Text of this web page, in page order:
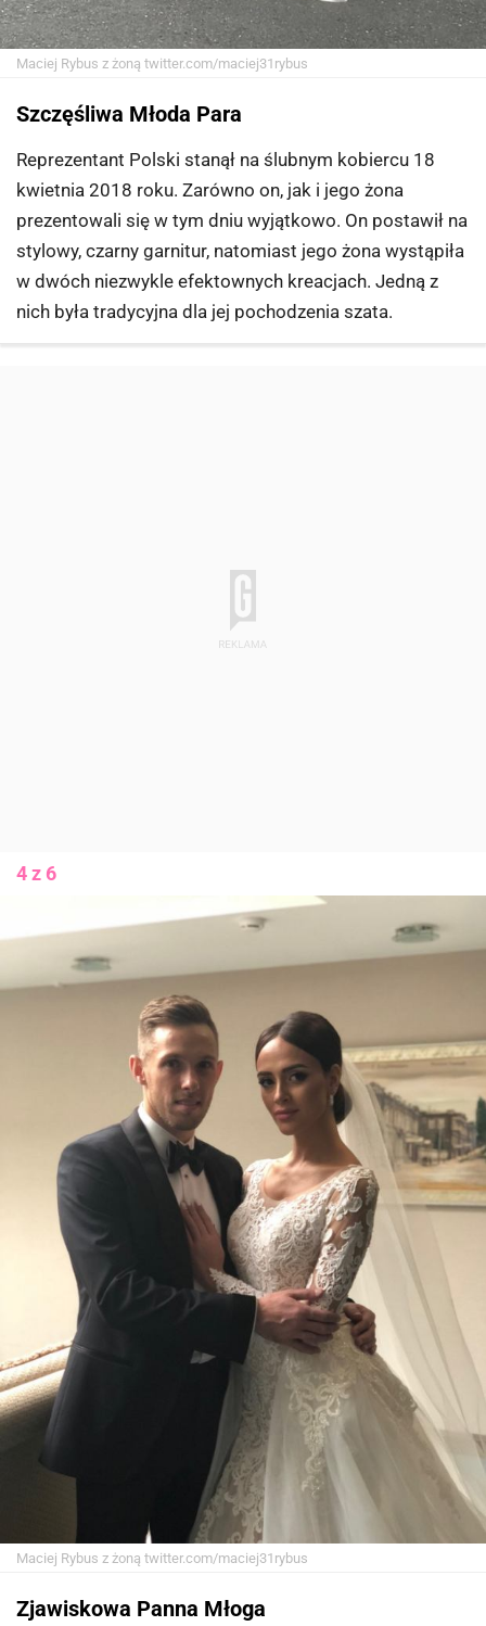
Maciej Rybus z żoną twitter.com/maciej31rybus
Szczęśliwa Młoda Para
Reprezentant Polski stanął na ślubnym kobiercu 18
kwietnia 2018 roku. Zarówno on, jak i jego żona
prezentowali się w tym dniu wyjątkowo. On postawił na
stylowy, czarny garnitur, natomiast jego żona wystąpiła
w dwóch niezwykle efektownych kreacjach. Jedną z
nich była tradycyjna dla jej pochodzenia szata.
4 z 6
Maciej Rybus z żoną twitter.com/maciej31rybus
Zjawiskowa Panna Młoga